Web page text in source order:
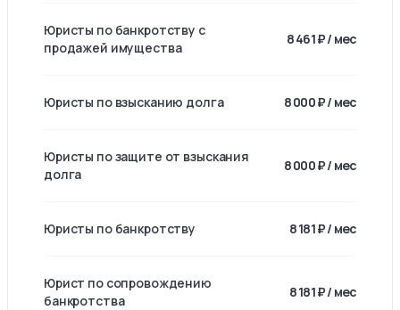
Юристы по банкротству с
продажей имущества
8 461 ₽ / мес
Юристы по взысканию долга 8 000 ₽ / мес
Юристы по защите от взыскания
долга
8 000 ₽ / мес
Юристы по банкротству 8 181 ₽ / мес
Юрист по сопровождению
банкротства
8 181 ₽ / мес